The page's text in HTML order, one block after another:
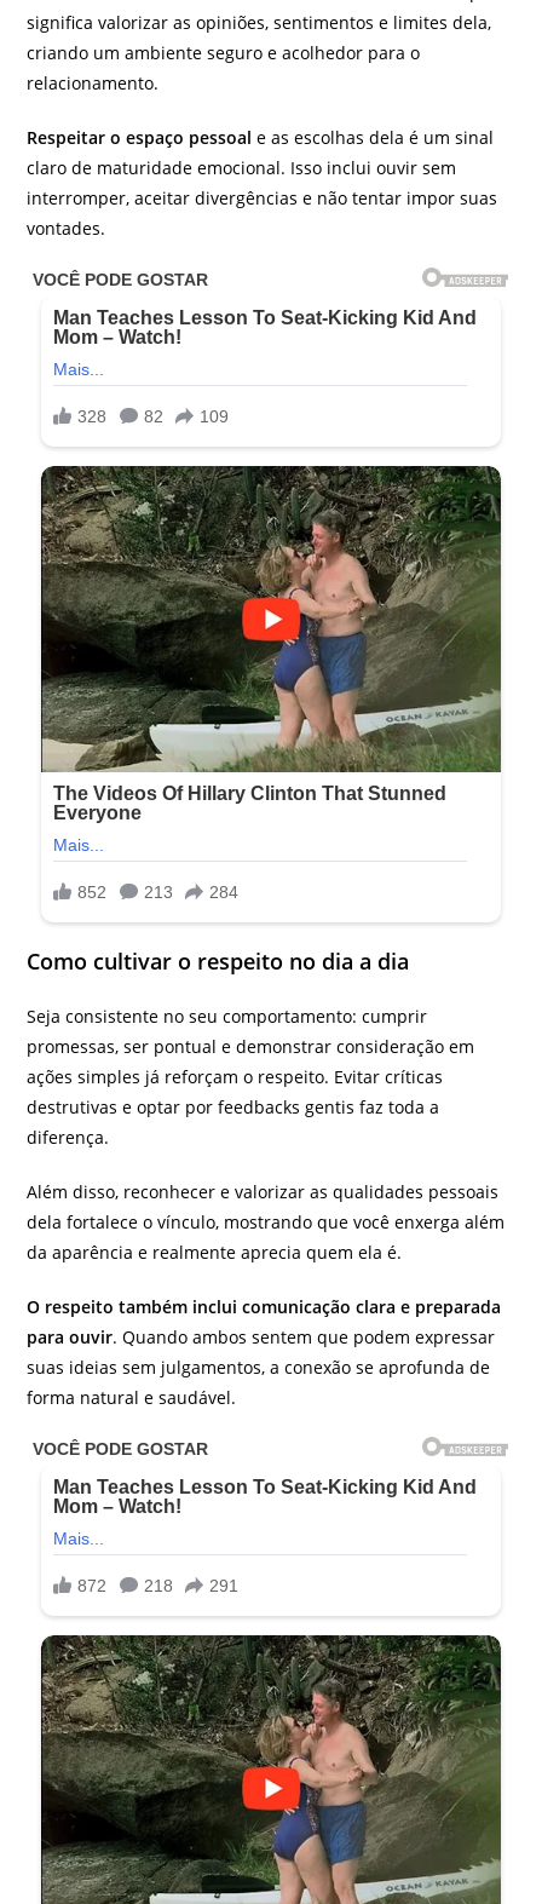
significa valorizar as opiniões, sentimentos e limites dela,
criando um ambiente seguro e acolhedor para o
relacionamento.
Respeitar o espaço pessoal e as escolhas dela é um sinal
claro de maturidade emocional. Isso inclui ouvir sem
interromper, aceitar divergências e não tentar impor suas
vontades.
Como cultivar o respeito no dia a dia
Seja consistente no seu comportamento: cumprir
promessas, ser pontual e demonstrar consideração em
ações simples já reforçam o respeito. Evitar críticas
destrutivas e optar por feedbacks gentis faz toda a
diferença.
Além disso, reconhecer e valorizar as qualidades pessoais
dela fortalece o vínculo, mostrando que você enxerga além
da aparência e realmente aprecia quem ela é.
O respeito também inclui comunicação clara e preparada
para ouvir. Quando ambos sentem que podem expressar
suas ideias sem julgamentos, a conexão se aprofunda de
forma natural e saudável.